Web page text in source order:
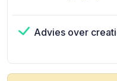
Advies over